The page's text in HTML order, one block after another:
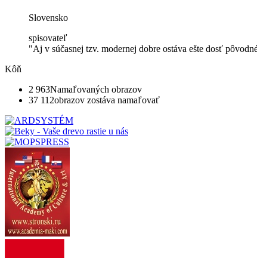
Slovensko
spisovateľ
"Aj v súčasnej tzv. modernej dobre ostáva ešte dosť
Kôň
2 963Namaľovaných obrazov
37 112obrazov zostáva namaľovať